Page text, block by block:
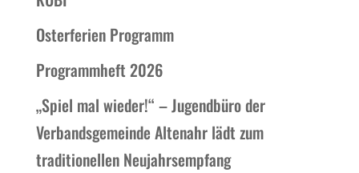
Osterferien Programm
Programmheft 2026
„Spiel mal wieder!“ – Jugendbüro der
Verbandsgemeinde Altenahr lädt zum
traditionellen Neujahrsempfang